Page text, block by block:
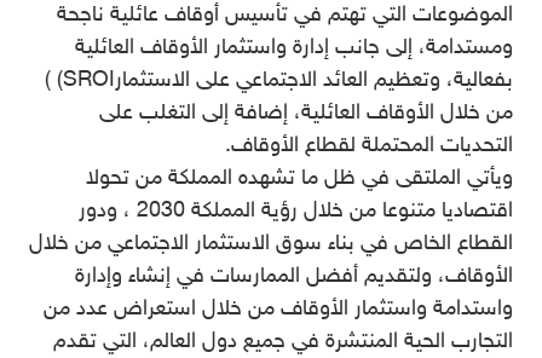
الموضوعات التي تهتم في تأسيس أوقاف عائلية ناجحة
ومستدامة، إلى جانب إدارة واستثمار الأوقاف العائلية
بفعالية، وتعظيم العائد الاجتماعي على الاستثمارSROI) )
من خلال الأوقاف العائلية، إضافة إلى التغلب على
التحديات المحتملة لقطاع الأوقاف.
ويأتي الملتقى في ظل ما تشهده المملكة من تحولا
اقتصاديا متنوعا من خلال رؤية المملكة 2030 ، ودور
القطاع الخاص في بناء سوق الاستثمار الاجتماعي من خلال
الأوقاف، ولتقديم أفضل الممارسات في إنشاء وإدارة
واستدامة واستثمار الأوقاف من خلال استعراض عدد من
التجارب الحية المنتشرة في جميع دول العالم، التي تقدم